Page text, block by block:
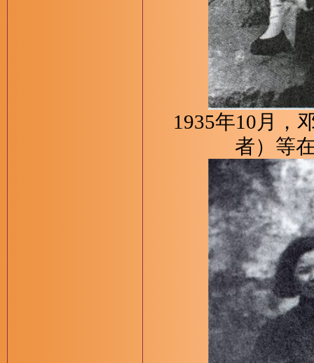
1935年10月，
者）等